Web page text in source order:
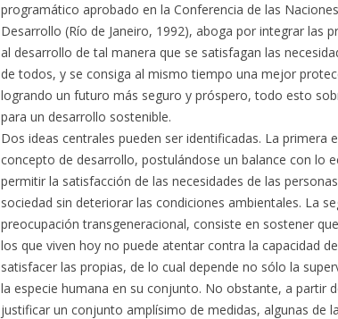
programático aprobado en la Conferencia de las
Desarrollo (Río de Janeiro, 1992), aboga por integrar las
al desarrollo de tal manera que se satisfagan las
de todos, y se consiga al mismo tiempo una mejor
logrando un futuro más seguro y próspero, todo esto
para un desarrollo sostenible.
Dos ideas centrales pueden ser identificadas. La primera
concepto de desarrollo, postulándose un balance con lo
permitir la satisfacción de las necesidades de las
sociedad sin deteriorar las condiciones ambientales. La
preocupación transgeneracional, consiste en sostener
los que viven hoy no puede atentar contra la capacidad
satisfacer las propias, de lo cual depende no sólo la
la especie humana en su conjunto. No obstante, a partir
justificar un conjunto amplísimo de medidas, algunas de